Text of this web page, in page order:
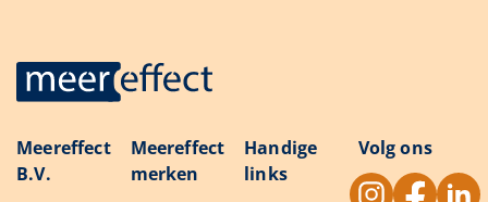
Meereffect
B.V.
Meereffect
merken
Handige
links
Volg ons